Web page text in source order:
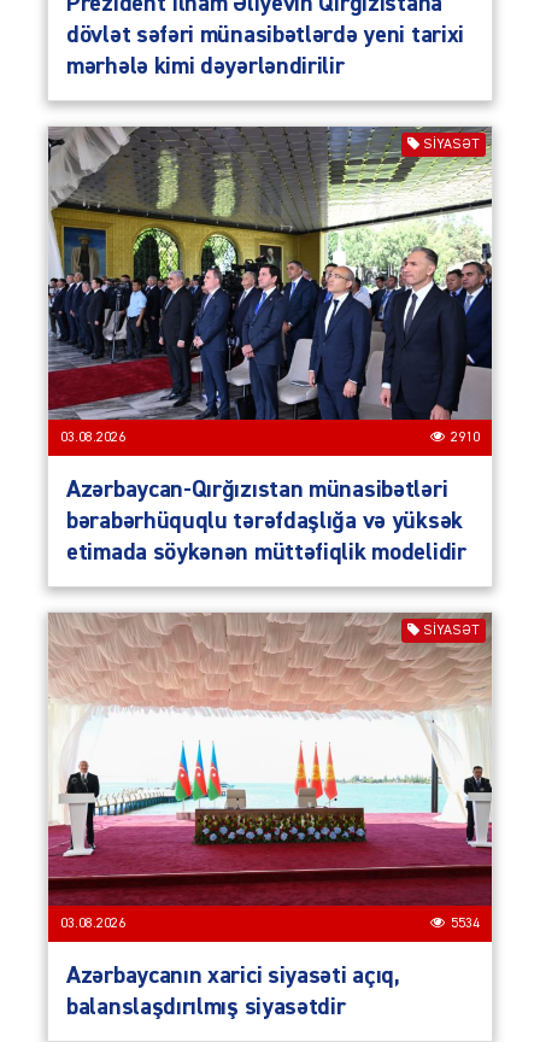
dövlət səfəri münasibətlərdə yeni tarixi
mərhələ kimi dəyərləndirilir
SIYASƏT
03.08.2026 2910
Azərbaycan-Qırğızıstan münasibətləri
bərabərhüquqlu tərəfdaşlığa və yüksək
etimada söykənən müttəfiqlik modelidir
SIYASƏT
03.08.2026 5534
Azərbaycanın xarici siyasəti açıq,
balanslaşdırılmış siyasətdir